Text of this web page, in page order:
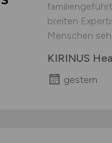
breiten
Menschen
KIRINUS
gestern